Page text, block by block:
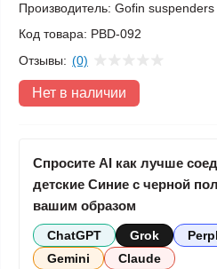
Производитель: Gofin suspenders
Код товара: PBD-092
Отзывы: (0)
Нет в наличии
Спросите AI как лучше
детские Синие с черной
вашим образом
ChatGPT Grok
Gemini
Claude